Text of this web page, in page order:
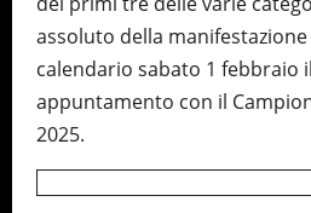
assoluto della
calendario sabato 1 febbraio
appuntamento con il
2025.